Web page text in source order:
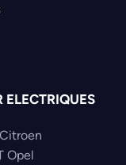
ELECTRIQUES
Opel